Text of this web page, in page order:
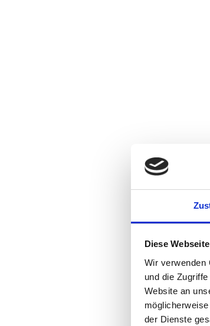
Diese
Wir verwenden
und die
Website an
der Dienste